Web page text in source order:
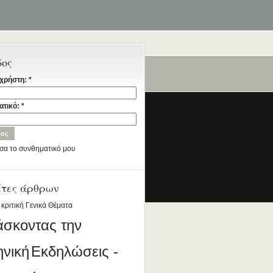
*
*
το συνθηματικό μου
άρθρων
Γενικά Θέματα
την
Εκδηλώσεις -
την Ελληνική Γλώσσα